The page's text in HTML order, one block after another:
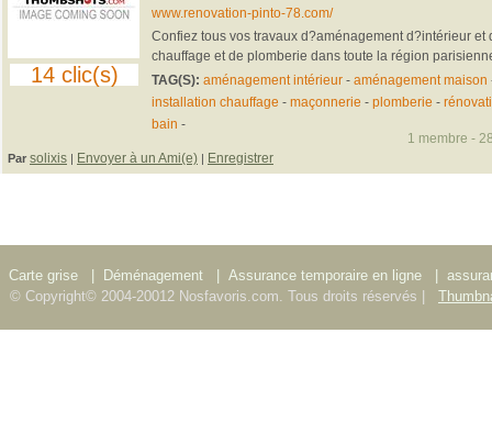
14 clic(s)
www.renovation-pinto-78.com/
Confiez tous vos travaux d?aménagement d?intérieur
chauffage et de plomberie dans toute la région
TAG(S): aménagement intérieur- aménagement maison
installation chauffage - maçonnerie - plomberie -
bain -
Par solixis | Envoyer à un Ami(e) | Enregistrer
1 membre -
Carte grise Déménagement Assurance temporaire en ligne
© Copyright© 2004-20012 Nosfavoris.com. Tous droits réservés |